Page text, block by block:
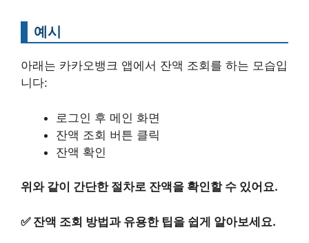
예시
아래는 카카오뱅크 앱에서 잔액 조회를 하는 모습입
니다:
로그인 후 메인 화면
잔액 조회 버튼 클릭
잔액 확인
위와 같이 간단한 절차로 잔액을 확인할 수 있어요.
✅ 잔액 조회 방법과 유용한 팁을 쉽게 알아보세요.